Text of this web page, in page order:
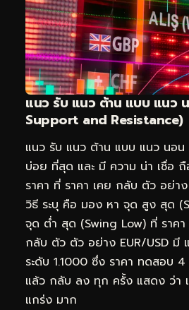
แนว รับ แนว ต้าน แบบ แนว
Support and Resistance)
แนว รับ แนว ต้าน แบบ แนว นอน
บ่อย ที่สุด และ มี ความ น่า เชื่อ
ราคา ที่ ราคา เคย กลับ ตัว อย่า
วิธี ระบุ คือ มอง หา จุด สูง สุด
จุด ต่ำ สุด (Swing Low) ที่ ราค
กลับ ตัว ตัว อย่าง EUR/USD
ระดับ 1.1000 ซึ่ง ราคา ทดสอบ
แล้ว กลับ ลง ทุก ครั้ง แสดง ว่า
แกร่ง มาก